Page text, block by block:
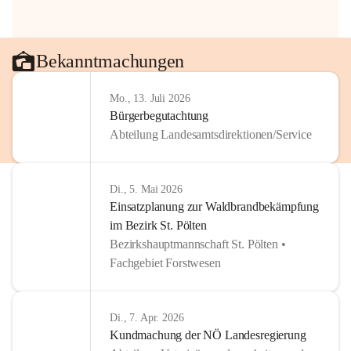
Bekanntmachungen
Mo., 13. Juli 2026
Bürgerbegutachtung
Abteilung Landesamtsdirektionen/Service
Di., 5. Mai 2026
Einsatzplanung zur Waldbrandbekämpfung
im Bezirk St. Pölten
Bezirkshauptmannschaft St. Pölten •
Fachgebiet Forstwesen
Di., 7. Apr. 2026
Kundmachung der NÖ Landesregierung